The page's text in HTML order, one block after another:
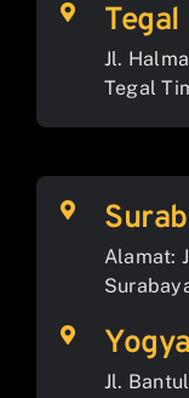
Tegal
Jl.
Tegal
Alamat:
Jl.